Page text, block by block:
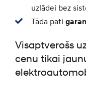
uzlādei bez
Tāda pati
Visaptverošs
cenu tikai